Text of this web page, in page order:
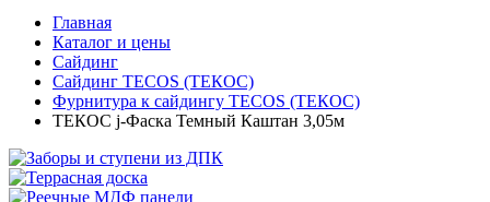
Главная
Каталог и цены
Сайдинг
Сайдинг TECOS (ТЕКОС)
Фурнитура к сайдингу TECOS (ТЕКОС)
ТЕКОС j-Фаска Темный Каштан 3,05м